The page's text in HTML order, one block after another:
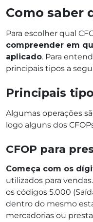
Como saber
Para escolher qual
compreender em
aplicado. Para
principais tipos a
Principais
Algumas operações
logo alguns dos
CFOP para
Começa com os
utilizados para
os códigos 5.000
dentro do mesmo
mercadorias ou